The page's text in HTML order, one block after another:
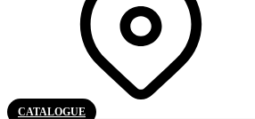
CATALOGUE